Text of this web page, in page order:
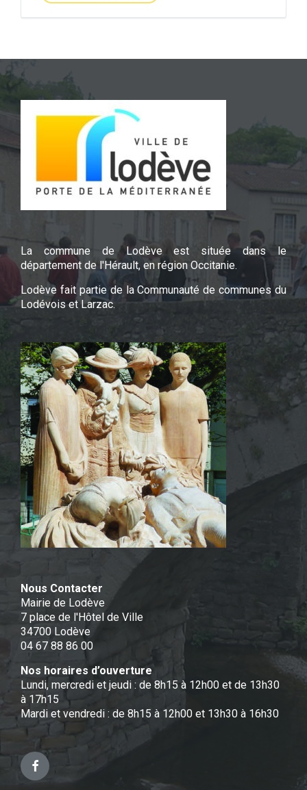
La commune de Lodève est située dans le
département de l'Hérault, en région Occitanie.
Lodève fait partie de la Communauté de communes du
Lodévois et Larzac.
Nous Contacter
Mairie de Lodève
7 place de l'Hôtel de Ville
34700 Lodève
04 67 88 86 00
Nos horaires d’ouverture
Lundi, mercredi et jeudi : de 8h15 à 12h00 et de 13h30
à 17h15
Mardi et vendredi : de 8h15 à 12h00 et 13h30 à 16h30
Facebook